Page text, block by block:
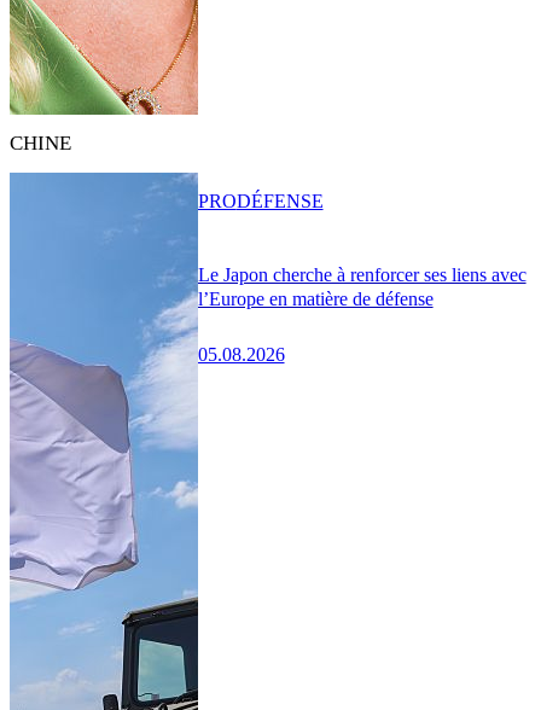
CHINE
Le Japon cherche à renforcer ses liens avec
l’Europe en matière de défense
05.08.2026
PRODÉFENSE